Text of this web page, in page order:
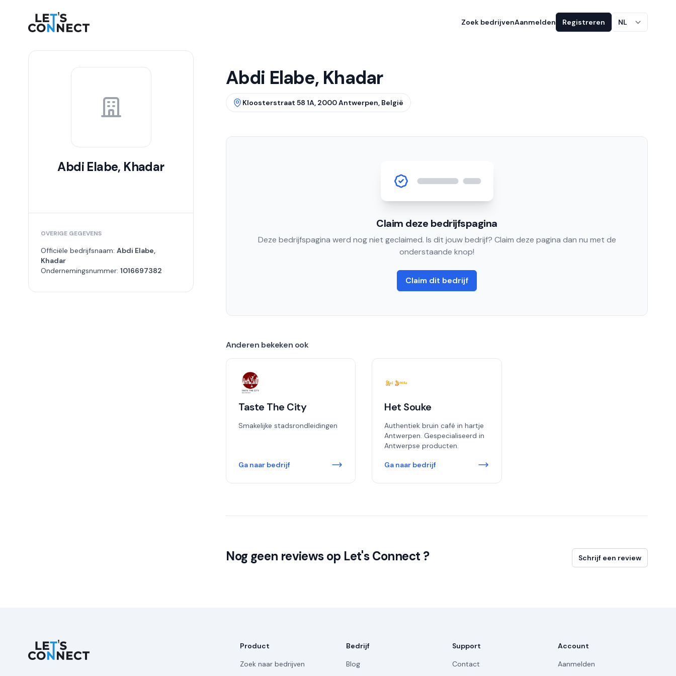
Let's Connect Zoek bedrijvenAanmelden Registreren NL
Abdi Elabe, Khadar
OVERIGE GEGEVENS
Officiële bedrijfsnaam: Abdi Elabe,
Khadar
Ondernemingsnummer: 1016697382
Abdi Elabe, Khadar
Kloosterstraat 58 1A, 2000 Antwerpen, België
Claim deze bedrijfspagina
Deze bedrijfspagina werd nog niet geclaimed. Is dit jouw bedrijf? Claim deze pagina dan nu met de
onderstaande knop!
Claim dit bedrijf
Anderen bekeken ook
Taste The City
Smakelijke stadsrondleidingen
Ga naar bedrijf
Het Souke
Authentiek bruin café in hartje
Antwerpen. Gespecialiseerd in
Antwerpse producten.
Ga naar bedrijf
Nog geen reviews op Let's Connect ? Schrijf een review
Let's Connect
Product
Zoek naar bedrijven
Bedrijf
Blog
Support
Contact
Account
Aanmelden